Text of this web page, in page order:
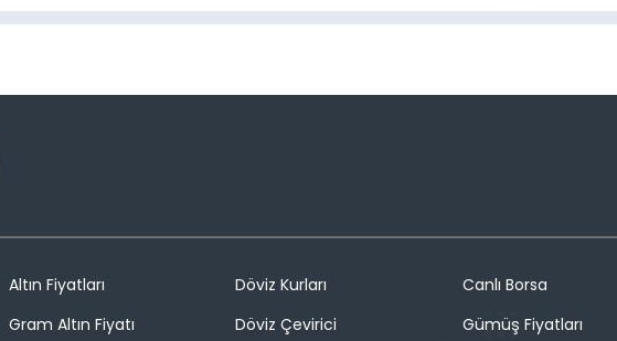
Altın Fiyatları
Gram Altın Fiyatı
Döviz Kurları
Döviz Çevirici
Canlı Borsa
Gümüş Fiyatları